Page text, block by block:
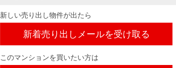
新しい売り出し物件が出たら
新着売り出しメールを受け取る
このマンションを買いたい方は